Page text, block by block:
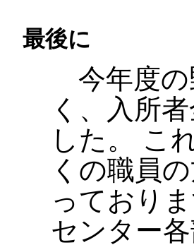
最後に
今年度の
く、入所
した。 こ
くの職員
っており
センター